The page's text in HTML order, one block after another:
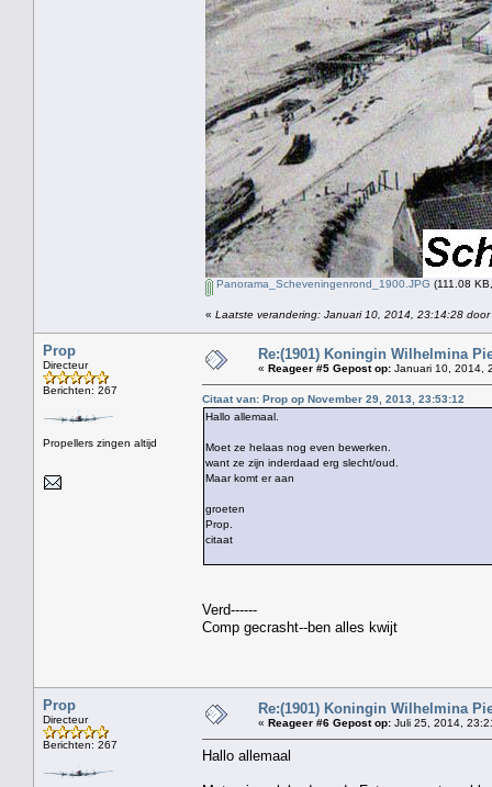
Panorama_Scheveningenrond_1900.JPG (111.08
« Laatste verandering: Januari 10, 2014, 23:14:28 door
Prop
Directeur
Berichten: 267
Propellers zingen altijd
Re:(1901) Koningin Wilhelmina
« Reageer #5 Gepost op: Januari 10, 2014,
Citaat van: Prop op November 29, 2013, 23:53:12
Hallo allemaal.
Moet ze helaas nog even bewerken.
want ze zijn inderdaad erg slecht/oud.
Maar komt er aan
groeten
Prop.
citaat
Verd------
Comp gecrasht--ben alles kwijt
Prop
Directeur
Berichten: 267
Re:(1901) Koningin Wilhelmina
« Reageer #6 Gepost op: Juli 25, 2014,
Hallo allemaal